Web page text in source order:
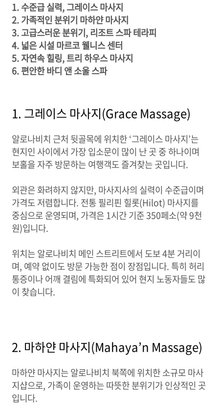
1. 수준급 실력, 그레이스 마사지
2. 가족적인 분위기 마하얀 마사지
3. 고급스러운 분위기, 리조트 스파 테라피
4. 넓은 시설 마르코 웰니스 센터
5. 자연속 힐링, 트리 하우스 마사지
6. 편안한 바디 앤 소울 스파
1. 그레이스 마사지(Grace Massage)
알로나비치 근처 뒷골목에 위치한 ‘그레이스 마사지’는
현지인 사이에서 가장 입소문이 많이 난 곳 중 하나이며
보홀을 자주 방문하는 여행객도 즐겨찾는 곳입니다.
외관은 화려하지 않지만, 마사지사의 실력이 수준급이며
가격도 저렴합니다. 전통 필리핀 힐롯(Hilot) 마사지를
중심으로 운영되며, 가격은 1시간 기준 350페소(약 9천
원)입니다.
위치는 알로나비치 메인 스트리트에서 도보 4분 거리이
며, 예약 없이도 방문 가능한 점이 장점입니다. 특히 허리
통증이나 어깨 결림에 특화되어 있어 현지 노동자들도 많
이 찾습니다.
2. 마하얀 마사지(Mahaya’n Massage)
마하얀 마사지는 알로나비치 북쪽에 위치한 소규모 마사
지샵으로, 가족이 운영하는 따뜻한 분위기가 인상적인 곳
입니다.